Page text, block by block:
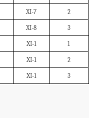
XI-7 2
XI-8 3
XI-1 1
XI-1 2
XI-1 3